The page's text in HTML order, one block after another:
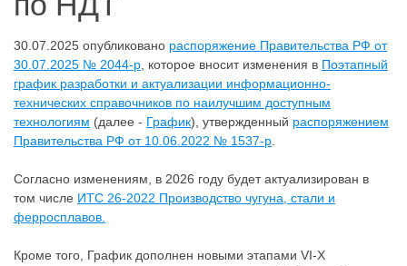
30.07.2025 опубликовано распоряжение Правительства РФ от
30.07.2025 № 2044-р , которое вносит изменения в Поэтапный
график разработки и актуализации информационно-
технических справочников по наилучшим доступным
технологиям (далее - График), утвержденный распоряжением
Правительства РФ от 10.06.2022 № 1537-р
Согласно изменениям, в 2026 году будет актуализирован в
том числе ИТС 26-2022 Производство чугуна, стали и
ферросплавов.
Кроме того, График дополнен новыми этапами VI-X